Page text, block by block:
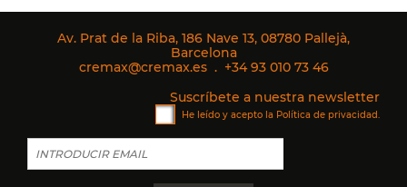
Av. Prat de la Riba, 186 Nave 13, 08780 Pallejà,
Barcelona
cremax@cremax.es. +34 93 010 73 46
Suscríbete a nuestra newsletter
He leído y acepto la Política de privacidad.